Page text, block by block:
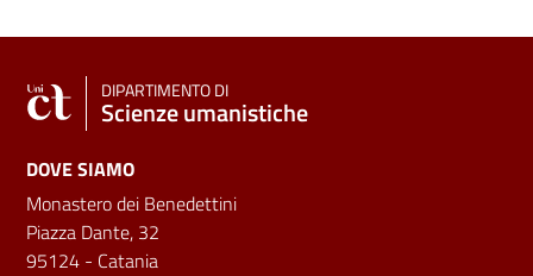
DIPARTIMENTO DI
Scienze umanistiche
DOVE SIAMO
Monastero dei Benedettini
Piazza Dante, 32
95124 - Catania